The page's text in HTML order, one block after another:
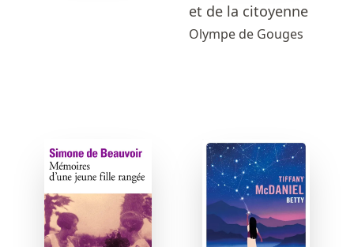
et de la citoyenne
Olympe de Gouges